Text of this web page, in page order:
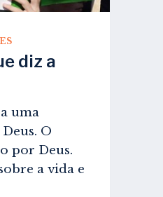
diz a
uma
O
por Deus.
a vida e